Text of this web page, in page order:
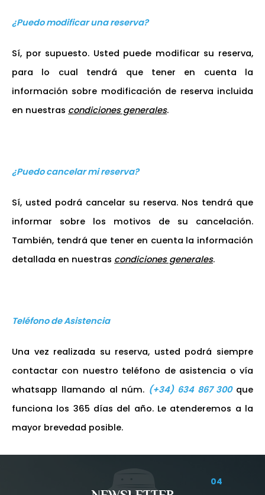
¿Puedo modificar una reserva?
Sí, por supuesto. Usted puede modificar su reserva,
para lo cual tendrá que tener en cuenta la
información sobre modificación de reserva incluida
en nuestras condiciones generales.
¿Puedo cancelar mi reserva?
Sí, usted podrá cancelar su reserva. Nos tendrá que
informar sobre los motivos de su cancelación.
También, tendrá que tener en cuenta la información
detallada en nuestras condiciones generales.
Teléfono de Asistencia
Una vez realizada su reserva, usted podrá siempre
contactar con nuestro teléfono de asistencia o vía
whatsapp llamando al núm. (+34) 634 867 300que
funciona los 365 días del año. Le atenderemos a la
mayor brevedad posible.
04